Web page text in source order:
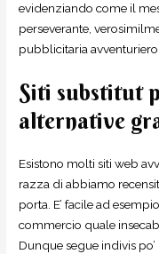
evidenziando come il
perseverante,
pubblicitaria
Siti substitut
alternative
Esistono molti siti web
razza di abbiamo
porta. E’ facile ad
commercio quale
Dunque segue indivis